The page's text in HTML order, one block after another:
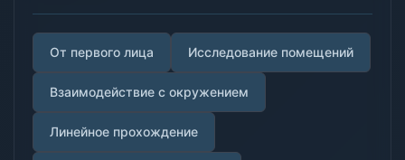
От первого лица Исследование помещений
Взаимодействие с окружением
Линейное прохождение